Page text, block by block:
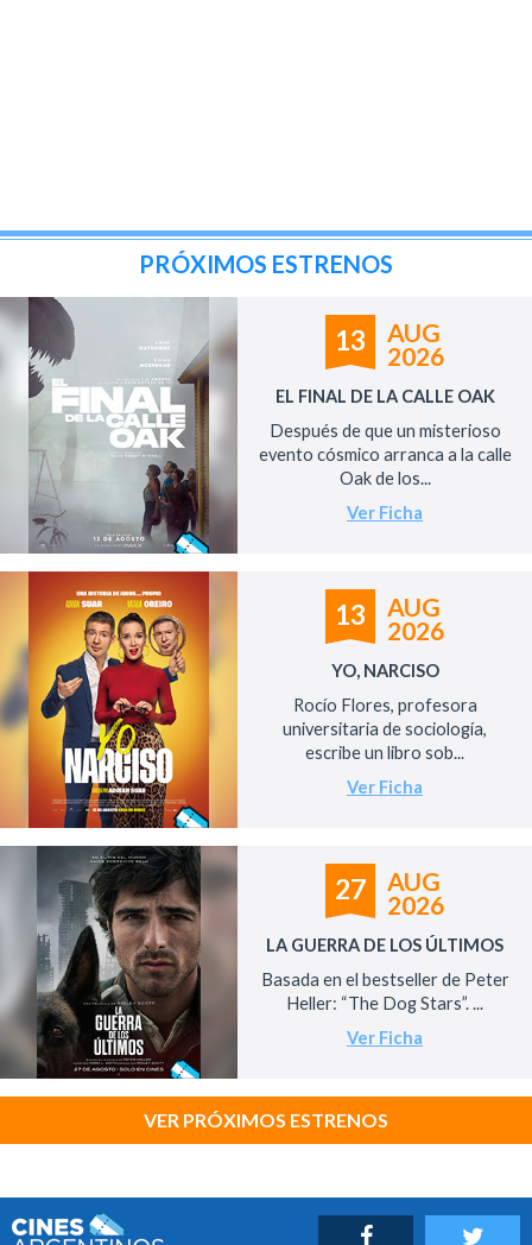
PRÓXIMOS ESTRENOS
13
AUG
2026
EL FINAL DE LA CALLE OAK
Después de que un misterioso
evento cósmico arranca a la calle
Oak de los...
Ver Ficha
13
AUG
2026
YO, NARCISO
Rocío Flores, profesora
universitaria de sociología,
escribe un libro sob...
Ver Ficha
27
AUG
2026
LA GUERRA DE LOS ÚLTIMOS
Basada en el bestseller de Peter
Heller: “The Dog Stars”. ...
Ver Ficha
VER PRÓXIMOS ESTRENOS